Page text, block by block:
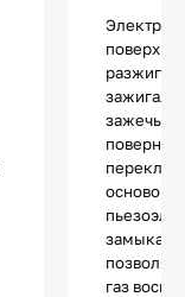
зажечь
повернув
основой
газ